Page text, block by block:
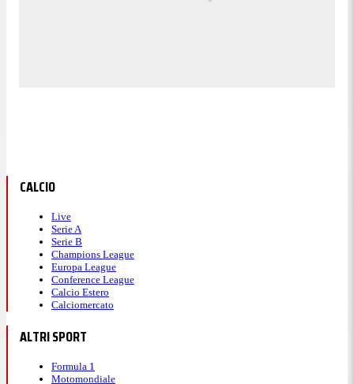
CALCIO
Live
Serie A
Serie B
Champions League
Europa League
Conference League
Calcio Estero
Calciomercato
ALTRI SPORT
Formula 1
Motomondiale